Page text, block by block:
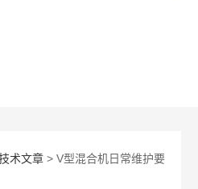
术文章 > V型混合机日常维护要